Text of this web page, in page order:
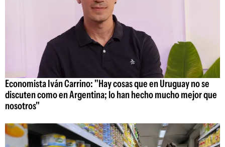
Economista Iván Carrino: "Hay cosas que en Uruguay no se
discuten como en Argentina; lo han hecho mucho mejor que
nosotros"